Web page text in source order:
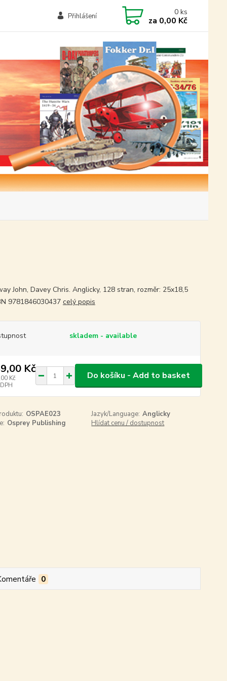
Přihlášení 0 ks
za 0,00 Kč
John, Davey Chris. Anglicky, 128 stran, rozměr: 25x18,5
9781846030437 celý popis
skladem - available
Kč
Kč
Do košíku - Add to basket
OSPAE023 Jazyk/Language: Anglicky
Osprey Publishing Hlídat cenu / dostupnost
0